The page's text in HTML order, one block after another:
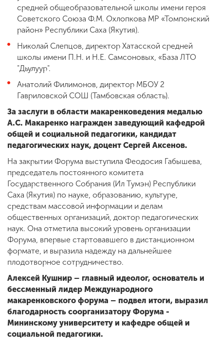
средней общеобразовательной школы имени героя
Советского Союза Ф.М. Охлопкова МР «Томпонский
район» Республики Саха (Якутия).
Николай Слепцов, директор Хатасской средней
школы имени П.Н. и Н.Е. Самсоновых, «База ЛТО
"Дьулуур".
Анатолий Филимонов, директор МБОУ 2
Гавриловской СОШ (Тамбовская область).
За заслуги в области макаренковедения медалью
А.С. Макаренко награжден заведующий кафедрой
общей и социальной педагогики, кандидат
педагогических наук, доцент Сергей Аксенов.
На закрытии Форума выступила Феодосия Габышева,
председатель постоянного комитета
Государственного Собрания (Ил Тумэн) Республики
Саха (Якутия) по науке, образованию, культуре,
средствам массовой информации и делам
общественных организаций, доктор педагогических
наук. Она отметила высокий уровень организации
Форума, впервые стартовавшего в дистанционном
формате, и выразила надежду на дальнейшее
плодотворное сотрудничество.
Алексей Кушнир – главный идеолог, основатель и
бессменный лидер Международного
макаренковского форума – подвел итоги, выразил
благодарность соорганизатору Форума -
Мининскому университету и кафедре общей и
социальной педагогики.